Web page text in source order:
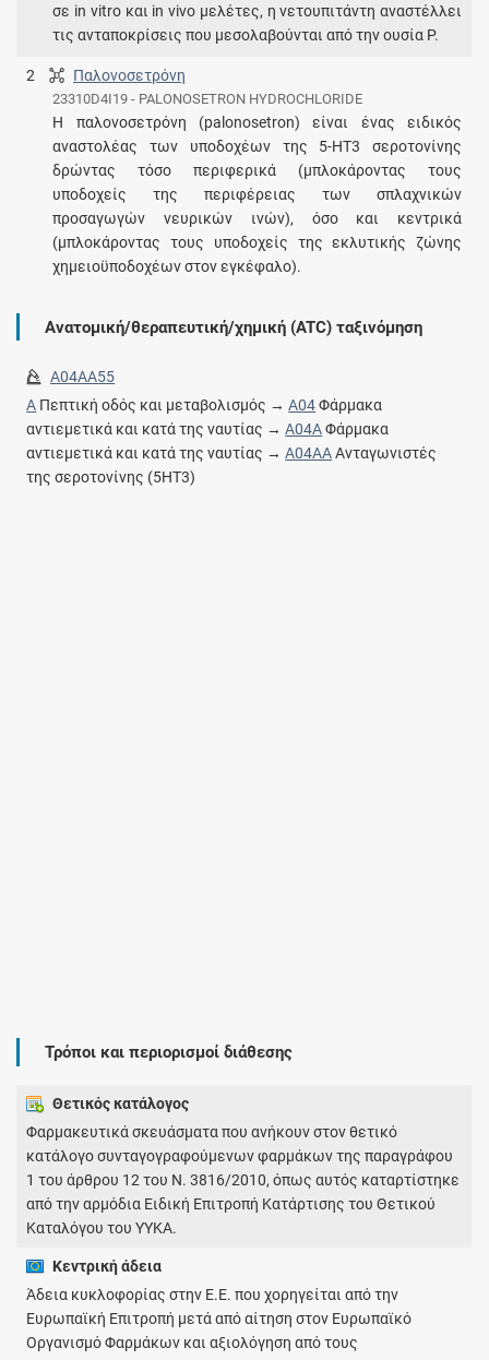
σε in vitro και in vivo μελέτες, η νετουπιτάντη αναστέλλει
τις ανταποκρίσεις που μεσολαβούνται από την ουσία Ρ.
2 Παλονοσετρόνη
23310D4I19 - PALONOSETRON HYDROCHLORIDE
Η παλονοσετρόνη (palonosetron) είναι ένας ειδικός
αναστολέας των υποδοχέων της 5-ΗΤ3 σεροτονίνης
δρώντας τόσο περιφερικά (μπλοκάροντας τους
υποδοχείς της περιφέρειας των σπλαχνικών
προσαγωγών νευρικών ινών), όσο και κεντρικά
(μπλοκάροντας τους υποδοχείς της εκλυτικής ζώνης
χημειοϋποδοχέων στον εγκέφαλο).
Ανατομική/θεραπευτική/χημική (ATC) ταξινόμηση
A04AA55
A Πεπτική οδός και μεταβολισμός →A04Φάρμακα
αντιεμετικά και κατά της ναυτίας →A04AΦάρμακα
αντιεμετικά και κατά της ναυτίας →A04AAΑνταγωνιστές
της σεροτονίνης (5HT3)
Τρόποι και περιορισμοί διάθεσης
Θετικός κατάλογος
Φαρμακευτικά σκευάσματα που ανήκουν στον θετικό
κατάλογο συνταγογραφούμενων φαρμάκων της παραγράφου
1 του άρθρου 12 του Ν. 3816/2010, όπως αυτός καταρτίστηκε
από την αρμόδια Ειδική Επιτροπή Κατάρτισης του Θετικού
Καταλόγου του ΥΥΚΑ.
Κεντρική άδεια
Άδεια κυκλοφορίας στην Ε.Ε. που χορηγείται από την
Ευρωπαϊκή Επιτροπή μετά από αίτηση στον Ευρωπαϊκό
Οργανισμό Φαρμάκων και αξιολόγηση από τους